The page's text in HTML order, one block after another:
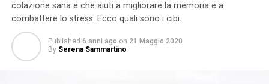
colazione sana e che aiuti a migliorare la memoria e a
combattere lo stress. Ecco quali sono i cibi.
Published 6 anni ago on 21 Maggio 2020
By Serena Sammartino